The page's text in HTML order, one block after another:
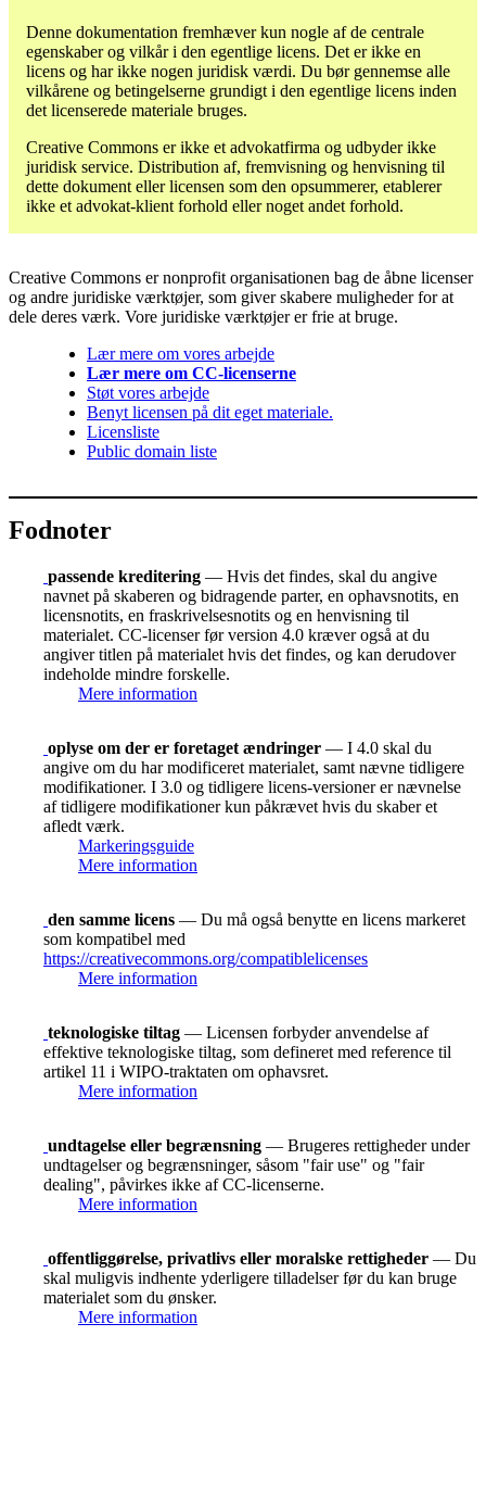
Denne dokumentation fremhæver kun nogle af de centrale
egenskaber og vilkår i den egentlige licens. Det er ikke en
licens og har ikke nogen juridisk værdi. Du bør gennemse alle
vilkårene og betingelserne grundigt i den egentlige licens inden
det licenserede materiale bruges.
Creative Commons er ikke et advokatfirma og udbyder ikke
juridisk service. Distribution af, fremvisning og henvisning til
dette dokument eller licensen som den opsummerer, etablerer
ikke et advokat-klient forhold eller noget andet forhold.
Creative Commons er nonprofit organisationen bag de åbne licenser
og andre juridiske værktøjer, som giver skabere muligheder for at
dele deres værk. Vore juridiske værktøjer er frie at bruge.
Lær mere om vores arbejde
Lær mere om CC-licenserne
Støt vores arbejde
Benyt licensen på dit eget materiale.
Licensliste
Public domain liste
Fodnoter
passende kreditering — Hvis det findes, skal du angive
navnet på skaberen og bidragende parter, en ophavsnotits, en
licensnotits, en fraskrivelsesnotits og en henvisning til
materialet. CC-licenser før version 4.0 kræver også at du
angiver titlen på materialet hvis det findes, og kan derudover
indeholde mindre forskelle.
Mere information
oplyse om der er foretaget ændringer — I 4.0 skal du
angive om du har modificeret materialet, samt nævne tidligere
modifikationer. I 3.0 og tidligere licens-versioner er nævnelse
af tidligere modifikationer kun påkrævet hvis du skaber et
afledt værk.
Markeringsguide
Mere information
den samme licens — Du må også benytte en licens markeret
som kompatibel med
https://creativecommons.org/compatiblelicenses
Mere information
teknologiske tiltag — Licensen forbyder anvendelse af
effektive teknologiske tiltag, som defineret med reference til
artikel 11 i WIPO-traktaten om ophavsret.
Mere information
undtagelse eller begrænsning — Brugeres rettigheder under
undtagelser og begrænsninger, såsom "fair use" og "fair
dealing", påvirkes ikke af CC-licenserne.
Mere information
offentliggørelse, privatlivs eller moralske rettigheder — Du
skal muligvis indhente yderligere tilladelser før du kan bruge
materialet som du ønsker.
Mere information